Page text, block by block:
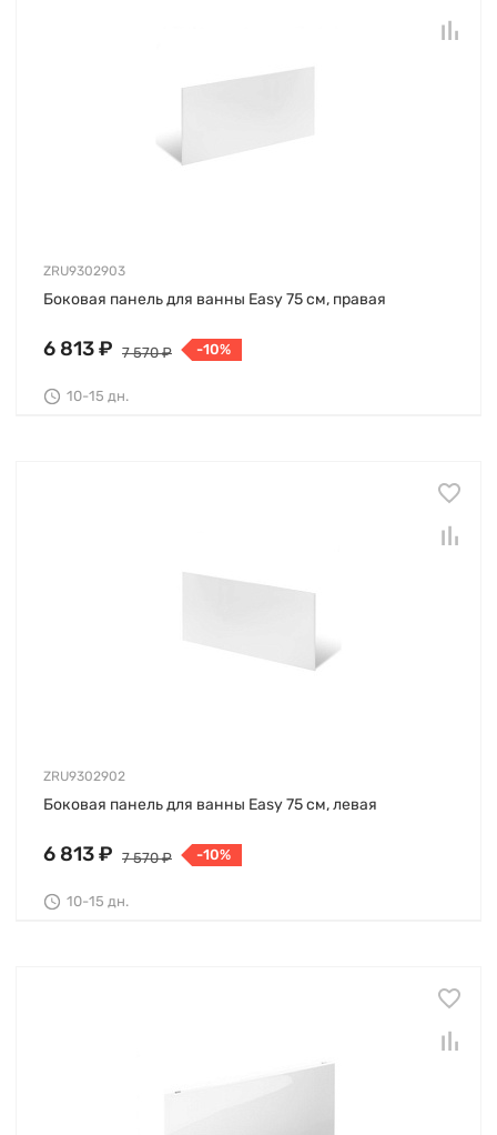
ZRU9302903
Боковая панель для ванны Easy 75 см, правая
6 813 ₽ 7 570 ₽ -10%
10-15 дн.
ZRU9302902
Боковая панель для ванны Easy 75 см, левая
6 813 ₽ 7 570 ₽ -10%
10-15 дн.